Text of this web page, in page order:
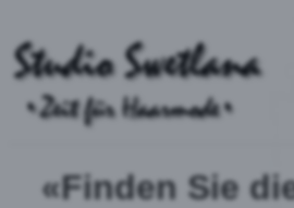
«Finden Sie